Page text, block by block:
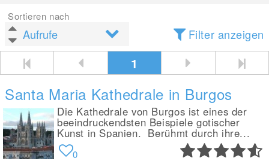
Sortieren nach
Filter anzeigen
1
Santa Maria Kathedrale in Burgos
Die Kathedrale von Burgos ist eines der
beeindruckendsten Beispiele gotischer
Kunst in Spanien. Berühmt durch ihre...
0